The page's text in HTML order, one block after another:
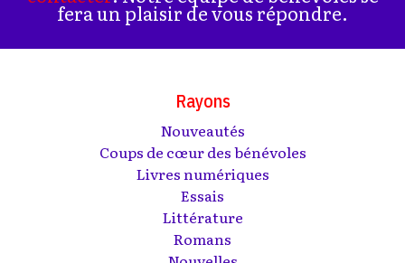
fera un plaisir de vous répondre.
Rayons
Nouveautés
Coups de cœur des bénévoles
Livres numériques
Essais
Littérature
Romans